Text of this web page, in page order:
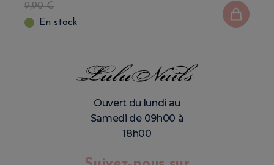
9,90€
En stock
Ouvert du lundi au
Samedi de 09h00 à
18h00